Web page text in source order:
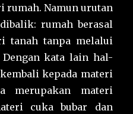
rumah. Namun urutan
rumah berasal
tanah tanpa melalui
kata lain hal-
kepada materi
merupakan materi
cuka bubar dan